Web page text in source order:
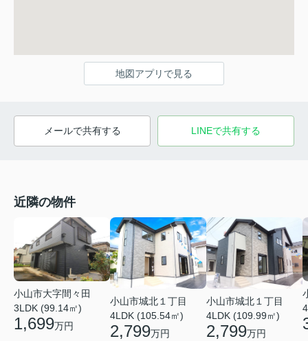
地図アプリで見る
メールで共有する LINEで共有する
近隣の物件
小山市大字間々田
3LDK (99.14㎡)
1,699万円
小山市城北１丁目
4LDK (105.54㎡)
2,799万円
小山市城北１丁目
4LDK (109.99㎡)
2,799万円